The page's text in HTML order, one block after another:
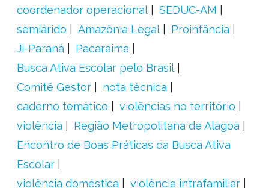
coordenador operacional
SEDUC-AM
semiárido
Amazônia Legal
Proinfância
Ji-Paraná
Pacaraima
Busca Ativa Escolar pelo Brasil
Comitê Gestor
nota técnica
caderno temático
violências no território
violência
Região Metropolitana de Alagoa
Encontro de Boas Práticas da Busca Ativa
Escolar
violência doméstica
violência intrafamiliar